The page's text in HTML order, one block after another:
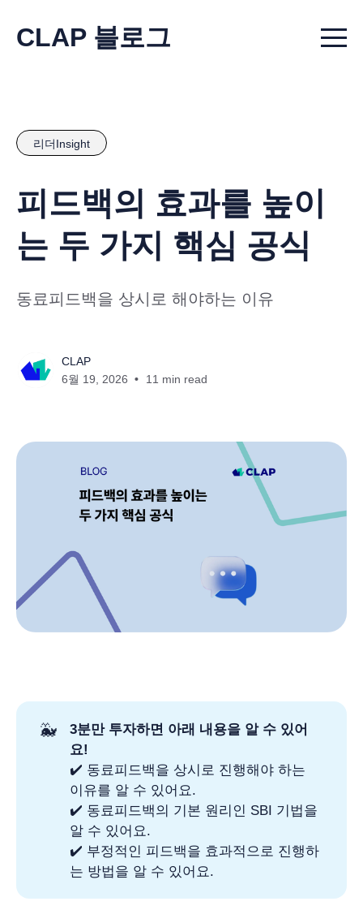
CLAP 블로그 Menu
리더Insight
피드백의 효과를 높이
는 두 가지 핵심 공식
동료피드백을 상시로 해야하는 이유
CLAP
6월 19, 2026
11 min read
🐳
3분만 투자하면 아래 내용을 알 수 있어
요!
✔️ 동료피드백을 상시로 진행해야 하는
이유를 알 수 있어요.
✔️ 동료피드백의 기본 원리인 SBI 기법을
알 수 있어요.
✔️ 부정적인 피드백을 효과적으로 진행하
는 방법을 알 수 있어요.